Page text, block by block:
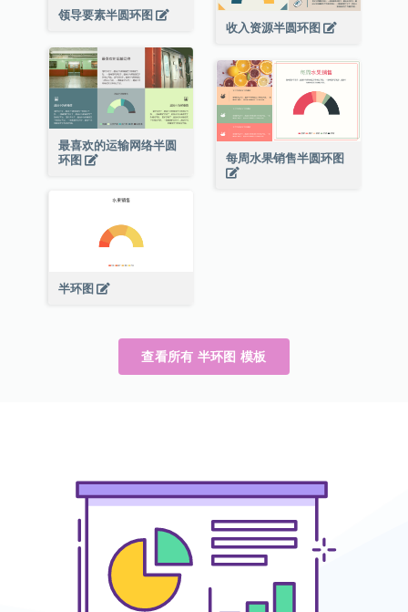
领导要素半圆环图
收入资源半圆环图
最喜欢的运输网络半圆
环图
每周水果销售半圆环图
半环图
查看所有 半环图 模板